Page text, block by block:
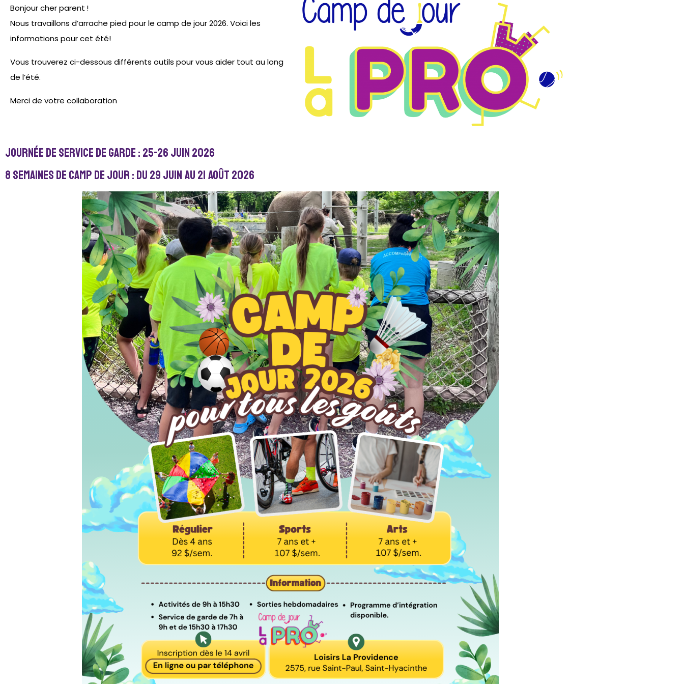
Bonjour cher parent !
Nous travaillons d’arrache pied pour le camp de jour 2026. Voici les
informations pour cet été!
Vous trouverez ci-dessous différents outils pour vous aider tout au long
de l’été.
Merci de votre collaboration
Journée de service de garde : 25-26 juin 2026
8 semaines de camp de jour : du 29 juin au 21 août 2026